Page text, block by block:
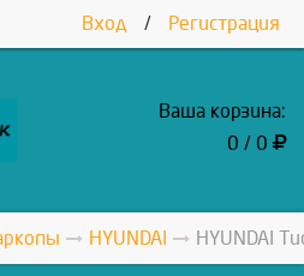
Вход / Регистрация
Ваша корзина:
0 / 0
HYUNDAI HYUNDAI